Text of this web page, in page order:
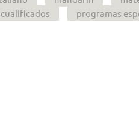
programas